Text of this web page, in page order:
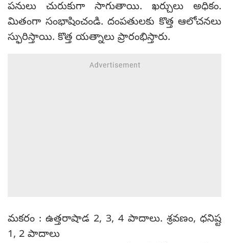
పనులు చురుకుగా సాగుతాయి. ఖర్చులు అధికం.
మితంగా సంభాషించండి. దంపతులకు కొత్త ఆలోచనలు
స్ఫురిస్తాయి. కొత్త యత్నాలు ప్రారంభిస్తారు.
మకరం : ఉత్తరాషాడ 2, 3, 4 పాదాలు. శ్రవణం, ధనిష్ట
1, 2 పాదాలు